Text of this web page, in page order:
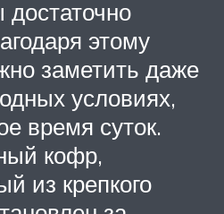
достаточно
этому
заметить даже
условиях,
время суток.
кофр,
из крепкого